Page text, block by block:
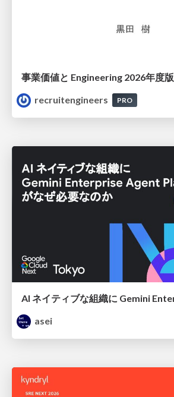
事業価値と Engineering 2026年度版
recruitengineers
PRO
asei